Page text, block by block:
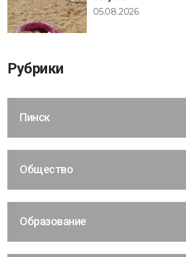
05.08.2026
Рубрики
Пинск
Общество
Образование